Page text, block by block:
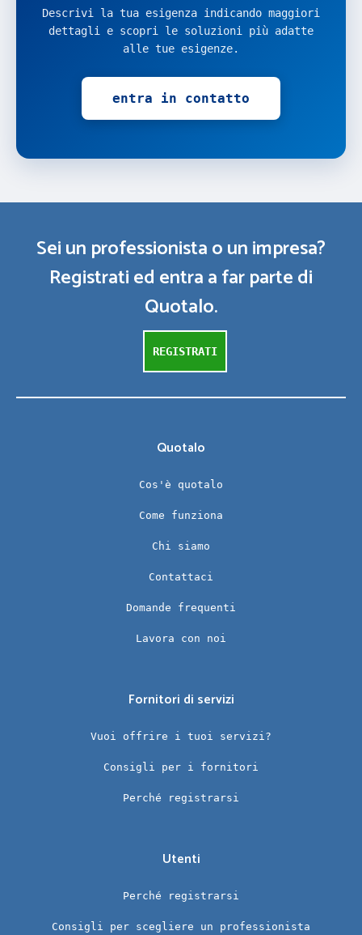
Descrivi la tua esigenza indicando maggiori
dettagli e scopri le soluzioni più adatte
alle tue esigenze.
entra in contatto
Sei un professionista o un impresa?
Registrati ed entra a far parte di
Quotalo.
REGISTRATI
Quotalo
Cos'è quotalo
Come funziona
Chi siamo
Contattaci
Domande frequenti
Lavora con noi
Fornitori di servizi
Vuoi offrire i tuoi servizi?
Consigli per i fornitori
Perché registrarsi
Utenti
Perché registrarsi
Consigli per scegliere un professionista